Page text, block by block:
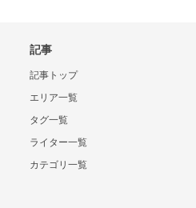
記事
記事トップ
エリア一覧
タグ一覧
ライター一覧
カテゴリ一覧